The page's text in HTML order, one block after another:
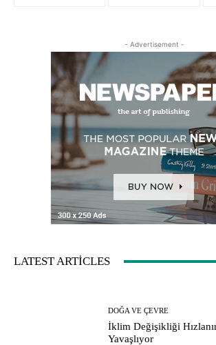
- Advertisement -
LATEST ARTICLES
DOĞA VE ÇEVRE
İklim Değişikliği
Yavaşlıyor